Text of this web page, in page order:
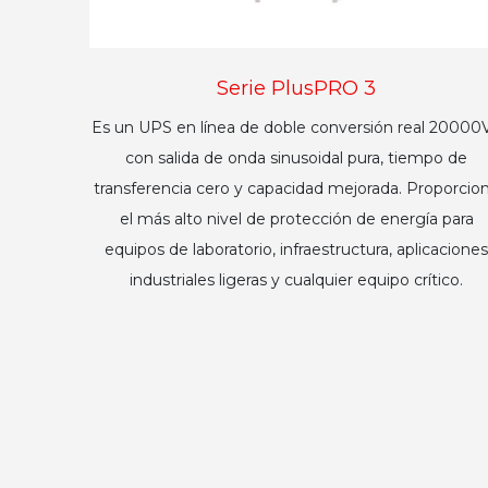
Serie PlusPRO 3
Es un UPS en línea de doble conversión real
con salida de onda sinusoidal pura, tiempo de
transferencia cero y capacidad mejorada.
el más alto nivel de protección de energía para
equipos de laboratorio, infraestructura, aplicaciones
industriales ligeras y cualquier equipo crítico.